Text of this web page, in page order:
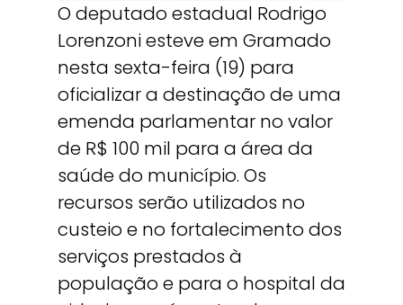
O deputado estadual Rodrigo
Lorenzoni esteve em Gramado
nesta sexta-feira (19) para
oficializar a destinação de uma
emenda parlamentar no valor
de R$ 100 mil para a área da
saúde do município. Os
recursos serão utilizados no
custeio e no fortalecimento dos
serviços prestados à
população e para o hospital da